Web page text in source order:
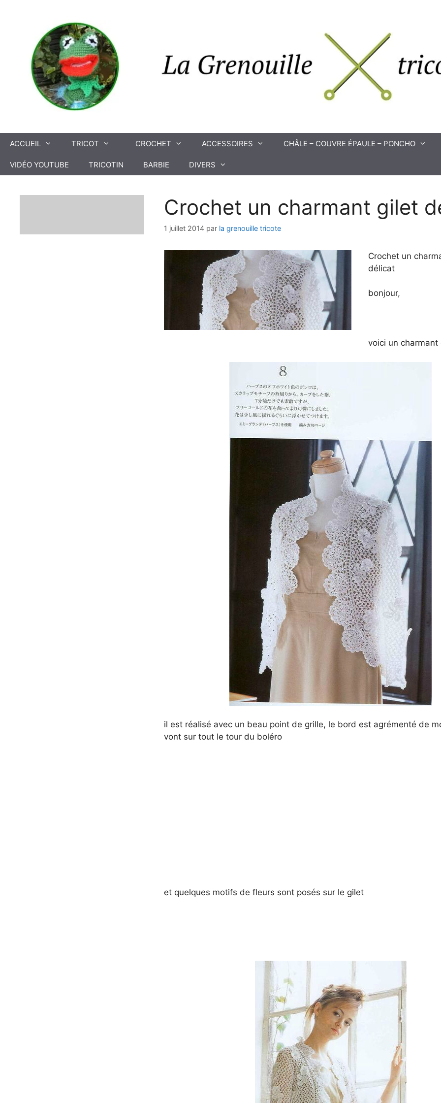
ACCUEIL TRICOT CROCHET ACCESSOIRES CHÂLE – COUVRE ÉPAULE – PONCHO
VIDÉO YOUTUBE TRICOTIN BARBIE DIVERS
Crochet un charmant gilet
1 juillet 2014 par la grenouille tricote
Crochet un
délicat
bonjour,
voici un charmant
il est réalisé avec un beau point de grille, le bord est agrémenté de
vont sur tout le tour du boléro
et quelques motifs de fleurs sont posés sur le gilet